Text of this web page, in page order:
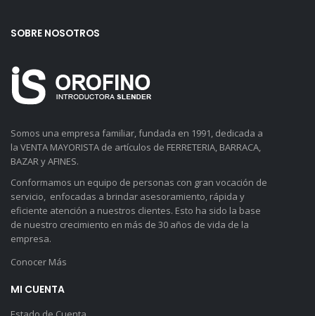
SOBRE NOSOTROS
Somos una empresa familiar, fundada en 1991, dedicada a
la VENTA MAYORISTA de artículos de FERRETERIA, BARRACA,
BAZAR y AFINES.
Conformamos un equipo de personas con gran vocación de
servicio, enfocadas a brindar asesoramiento, rápida y
eficiente atención a nuestros clientes. Esto ha sido la base
de nuestro crecimiento en más de 30 años de vida de la
empresa.
Conocer Más
MI CUENTA